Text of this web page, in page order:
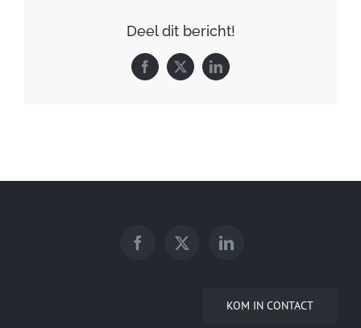
Deel dit bericht!
Facebook
X LinkedIn
KOM IN CONTACT